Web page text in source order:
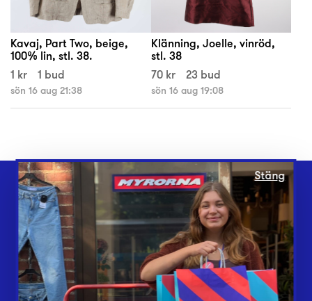
Kavaj, Part Two, beige,
100% lin, stl. 38.
1 kr
1 bud
sön 16 aug 21:38
Klänning, Joelle, vinröd,
stl. 38
70 kr
23 bud
sön 16 aug 19:08
Webbshop
Butiker
Lämna in
Vårt överskott
Stäng